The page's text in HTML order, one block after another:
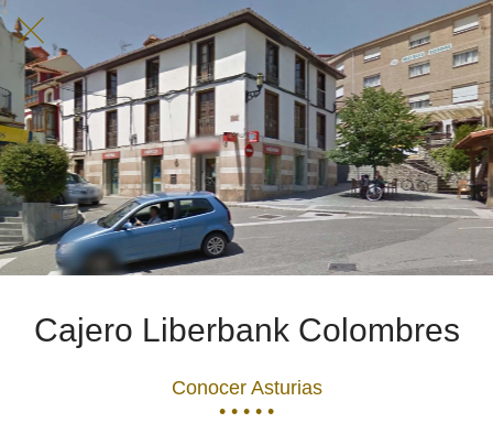
Cajero Liberbank Colombres
Conocer Asturias
• • • • •